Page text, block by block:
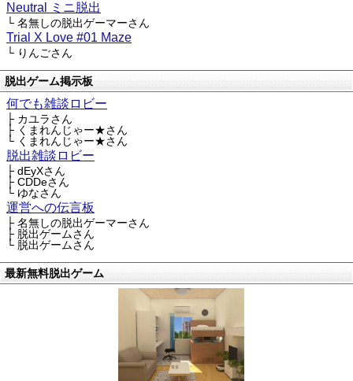
Neutral ミニ脱出
└ 名無しの脱出ゲーマーさん
Trial X Love #01 Maze
└ りんごさん
脱出ゲーム掲示板
何でも雑談ロビー
├ カユラさん
├ くまれんじゃー★さん
└ くまれんじゃー★さん
脱出雑談ロビー
├ dEyXさん
├ CDDeさん
└ ゆなさん
運営への伝言板
├ 名無しの脱出ゲーマーさん
├ 脱出ゲームさん
└ 脱出ゲームさん
最新無料脱出ゲーム